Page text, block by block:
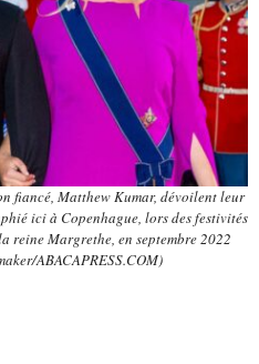
fiancé, Matthew Kumar, dévoilent leur
ici à Copenhague, lors des festivités
reine Margrethe, en septembre 2022
ABACAPRESS.COM)